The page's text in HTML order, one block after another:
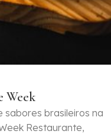
Week
brasileiros na
Restaurante,